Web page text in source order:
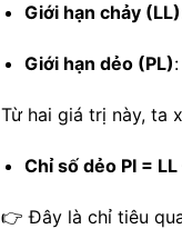
Giới hạn chảy (LL)
Giới hạn dẻo (PL)
Từ hai giá trị này, ta
Chỉ số dẻo PI = LL
👉 Đây là chỉ tiêu